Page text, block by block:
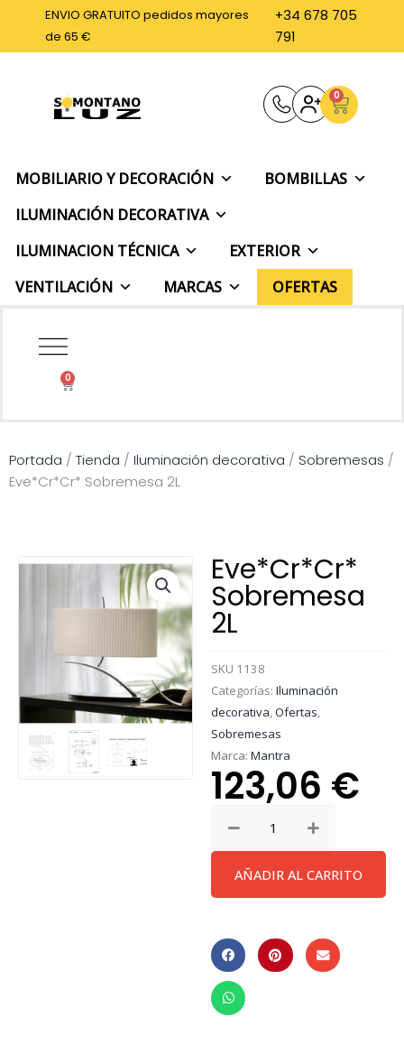
contenido
ENVIO GRATUITO pedidos mayores
de 65 €
+34 678 705
791
0
Carrito
MOBILIARIO Y DECORACIÓN
BOMBILLAS
ILUMINACIÓN DECORATIVA
ILUMINACION TÉCNICA
EXTERIOR
VENTILACIÓN
MARCAS OFERTAS
0
Carrito
Portada / Tienda / Iluminación decorativa / Sobremesas /
Eve*Cr*Cr* Sobremesa 2L
Eve*Cr*Cr*
Sobremesa
2L
SKU 1138
Categorías: Iluminación
decorativa Ofertas
Sobremesas
Marca: Mantra
123,06 €
Sobremesa
cantidad
AÑADIR AL CARRITO